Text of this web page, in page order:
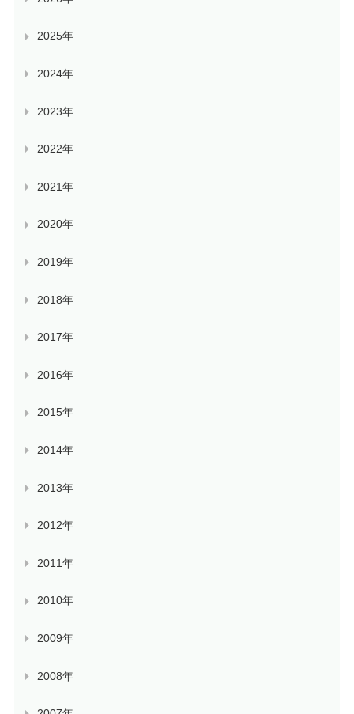
2025年
2024年
2023年
2022年
2021年
2020年
2019年
2018年
2017年
2016年
2015年
2014年
2013年
2012年
2011年
2010年
2009年
2008年